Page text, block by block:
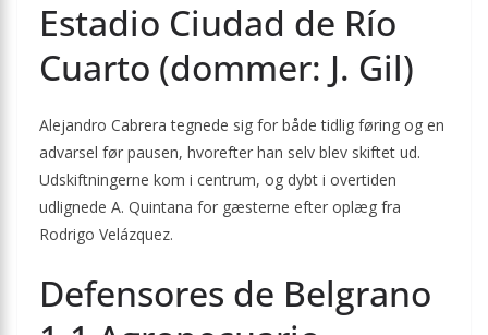
Estadio Ciudad de Río
Cuarto (dommer: J. Gil)
Alejandro Cabrera tegnede sig for både tidlig føring og en
advarsel før pausen, hvorefter han selv blev skiftet ud.
Udskiftningerne kom i centrum, og dybt i overtiden
udlignede A. Quintana for gæsterne efter oplæg fra
Rodrigo Velázquez.
Defensores de Belgrano